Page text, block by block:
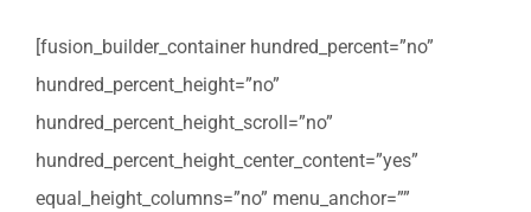
[fusion_builder_container hundred_percent=”no”
hundred_percent_height=”no”
hundred_percent_height_scroll=”no”
hundred_percent_height_center_content=”yes”
equal_height_columns=”no” menu_anchor=””